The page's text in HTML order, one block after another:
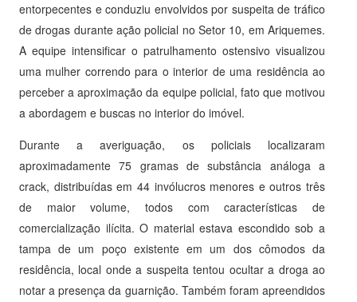
entorpecentes e conduziu envolvidos por suspeita de tráfico
de drogas durante ação policial no Setor 10, em Ariquemes.
A equipe intensificar o patrulhamento ostensivo visualizou
uma mulher correndo para o interior de uma residência ao
perceber a aproximação da equipe policial, fato que motivou
a abordagem e buscas no interior do imóvel.
Durante a averiguação, os policiais localizaram
aproximadamente 75 gramas de substância análoga a
crack, distribuídas em 44 invólucros menores e outros três
de maior volume, todos com características de
comercialização ilícita. O material estava escondido sob a
tampa de um poço existente em um dos cômodos da
residência, local onde a suspeita tentou ocultar a droga ao
notar a presença da guarnição. Também foram apreendidos